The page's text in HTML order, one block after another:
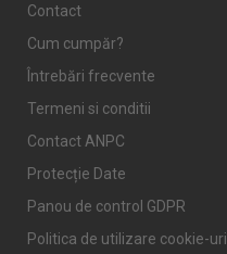
Contact
Cum cumpăr?
Întrebări frecvente
Termeni si conditii
Contact ANPC
Protecție Date
Panou de control GDPR
Politica de utilizare cookie-uri